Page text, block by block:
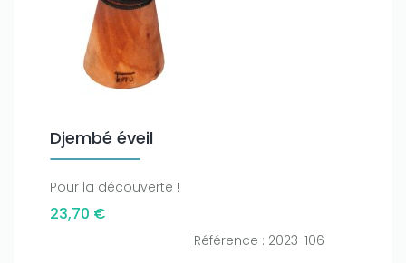
Djembé éveil
Pour la découverte !
23,70 €
Référence : 2023-106